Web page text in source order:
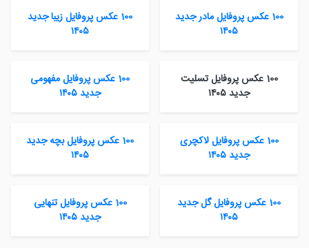
100 عکس پروفایل مادر جدید
۱۴۰۵
100 عکس پروفایل زیبا جدید
۱۴۰۵
100 عکس پروفایل تسلیت
جدید ۱۴۰۵
100 عکس پروفایل مفهومی
جدید ۱۴۰۵
100 عکس پروفایل لاکچری
جدید ۱۴۰۵
100 عکس پروفایل بچه جدید
۱۴۰۵
100 عکس پروفایل گل جدید
۱۴۰۵
100 عکس پروفایل تنهایی
جدید ۱۴۰۵